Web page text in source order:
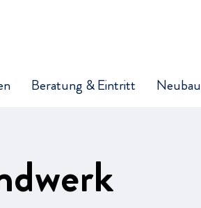
Beratung & Eintritt Neubau